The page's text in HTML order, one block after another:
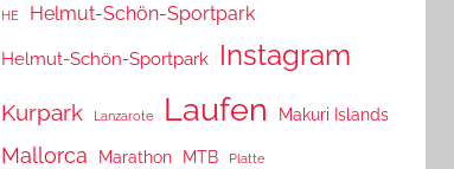
HE Helmut-Schön-Sportpark
Helmut-Schön-Sportpark Instagram
Kurpark Lanzarote Laufen Makuri Islands
Mallorca Marathon MTB Platte